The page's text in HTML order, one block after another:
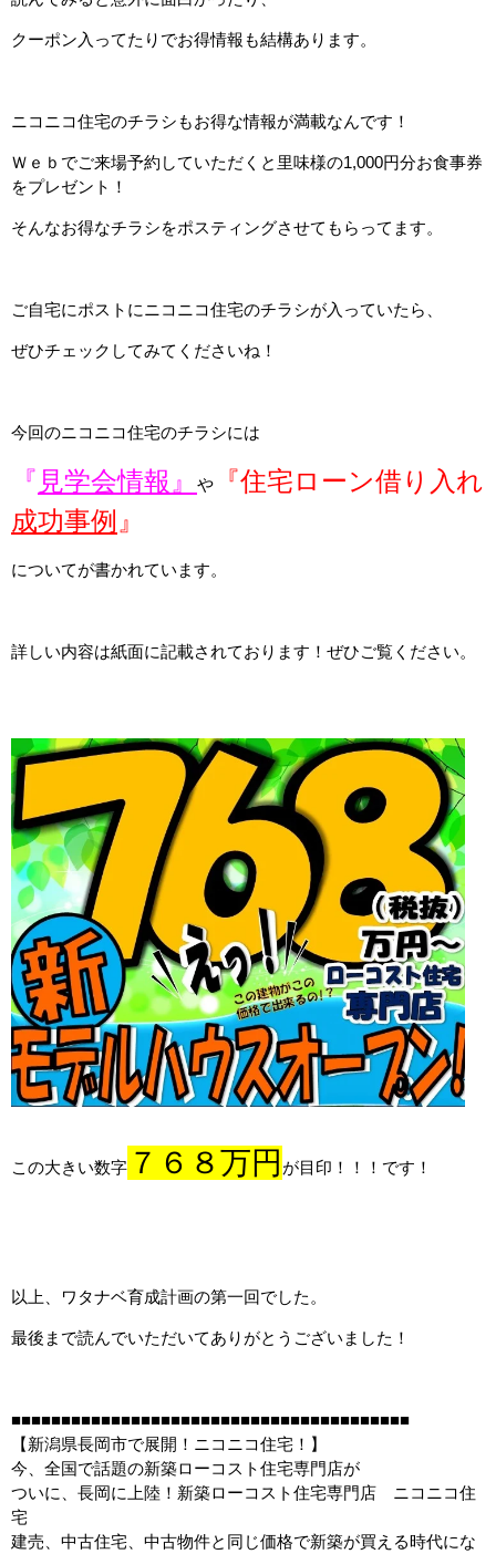
クーポン入ってたりでお得情報も結構あります。
ニコニコ住宅のチラシもお得な情報が満載なんです！
Ｗｅｂでご来場予約していただくと里味様の1,000円分お食事券
をプレゼント！
そんなお得なチラシをポスティングさせてもらってます。
ご自宅にポストにニコニコ住宅のチラシが入っていたら、
ぜひチェックしてみてくださいね！
今回のニコニコ住宅のチラシには
『 見学会情報』 や
『住宅ローン借り入れ
成功事例 』
についてが書かれています。
詳しい内容は紙面に記載されております！ぜひご覧ください。
この大きい数字 ７６８万円 が目印！！！です！
以上、 ワタナベ育成計画の第一回でした。
最後まで読んでいただいてありがとうございました！
■■■■■■■■■■■■■■■■■■■■■■■■■■■■■■■■■■■■■■■■
【新潟県長岡市で展開！ニコニコ住宅！】
今、全国で話題の新築ローコスト住宅専門店が
ついに、長岡に上陸！新築ローコスト住宅専門店 ニコニコ住
宅
建売、中古住宅、中古物件と同じ価格で新築が買える時代にな